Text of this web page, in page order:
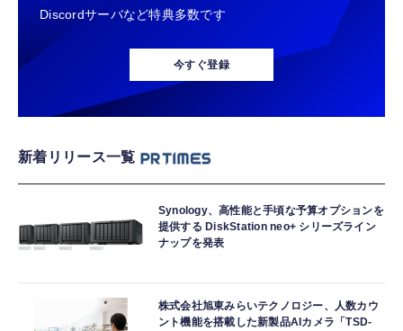
Discordサーバなど特典多数です
今すぐ登録
新着リリース一覧
Synology、高性能と手頃な予算オプションを
提供する DiskStation neo+ シリーズライン
ナップを発表
株式会社旭東みらいテクノロジー、人数カウ
ント機能を搭載した新製品AIカメラ「TSD-